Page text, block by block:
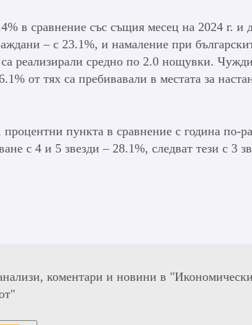
в сравнение със същия месец на 2024 г. и
– с 23.1%, и намаление при
реализирали средно по 2.0 нощувки.
от тях са пребивавали в местата за
пункта в сравнение с година по-
с 4 и 5 звезди – 28.1%, следват тези с 3
коментари и новини в "Икономически